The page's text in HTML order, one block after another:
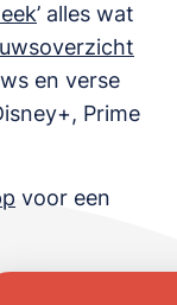
’ alles wat
en verse
Prime
voor een